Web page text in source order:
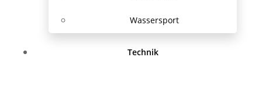
Wassersport
Technik